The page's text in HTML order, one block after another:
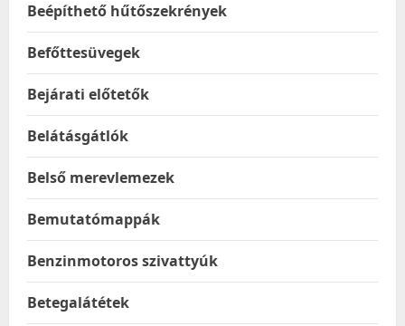
Beépíthető hűtőszekrények
Befőttesüvegek
Bejárati előtetők
Belátásgátlók
Belső merevlemezek
Bemutatómappák
Benzinmotoros szivattyúk
Betegalátétek